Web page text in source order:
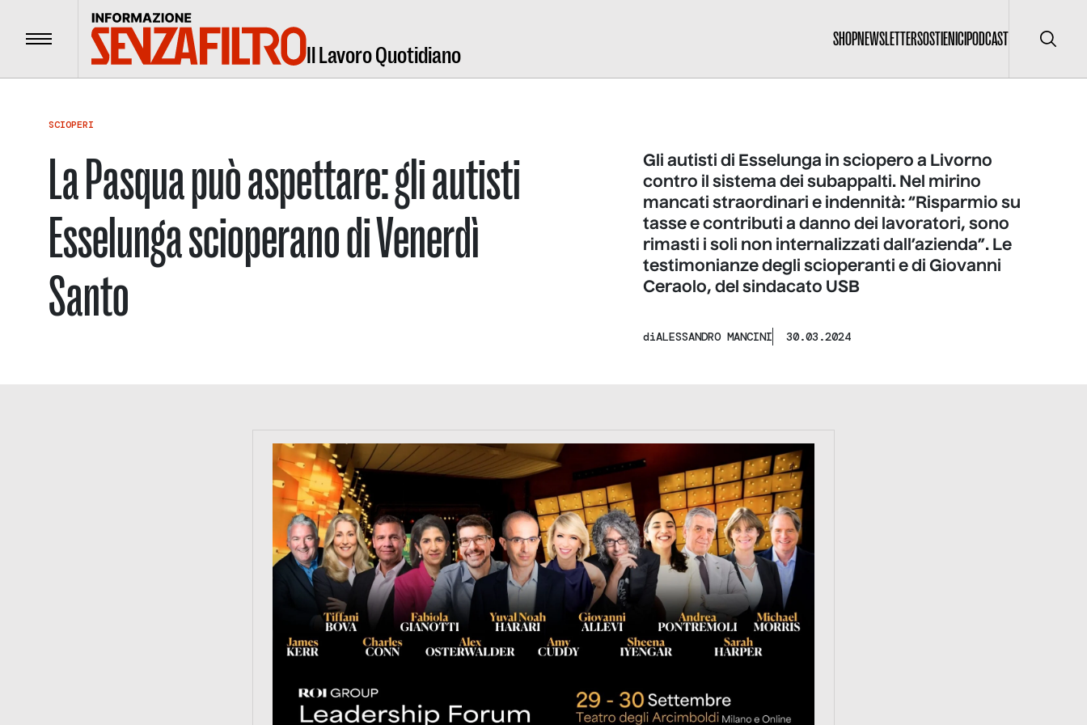
Menu Il Lavoro Quotidiano
SHOPNEWSLETTERSOSTIENICIPODCAST Cerca
SCIOPERI
La Pasqua può aspettare: gli autisti
Esselunga scioperano di Venerdì
Santo
Gli autisti di Esselunga in sciopero a Livorno
contro il sistema dei subappalti. Nel mirino
mancati straordinari e indennità: “Risparmio su
tasse e contributi a danno dei lavoratori, sono
rimasti i soli non internalizzati dall’azienda”. Le
testimonianze degli scioperanti e di Giovanni
Ceraolo, del sindacato USB
diALESSANDRO MANCINI 30.03.2024
https://tinyurl.com/363fvfm9